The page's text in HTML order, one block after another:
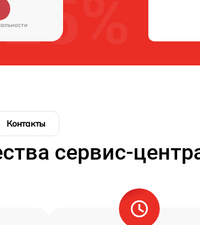
Контакты
сервис-